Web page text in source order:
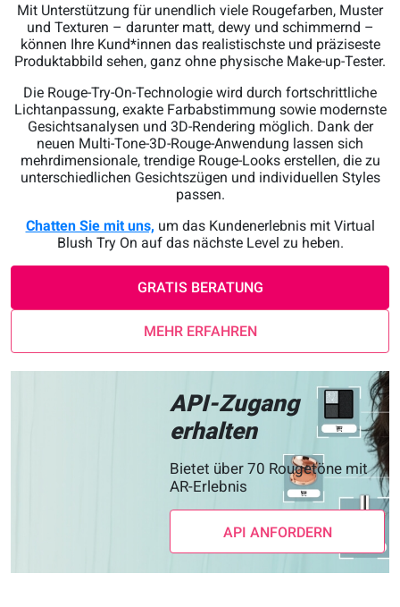
Mit Unterstützung für unendlich viele Rougefarben, Muster
und Texturen – darunter matt, dewy und schimmernd –
können Ihre Kund*innen das realistischste und präziseste
Produktabbild sehen, ganz ohne physische Make-up-Tester.
Die Rouge-Try-On-Technologie wird durch fortschrittliche
Lichtanpassung, exakte Farbabstimmung sowie modernste
Gesichtsanalysen und 3D-Rendering möglich. Dank der
neuen Multi-Tone-3D-Rouge-Anwendung lassen sich
mehrdimensionale, trendige Rouge-Looks erstellen, die zu
unterschiedlichen Gesichtszügen und individuellen Styles
passen.
Chatten Sie mit uns, um das Kundenerlebnis mit Virtual
Blush Try On auf das nächste Level zu heben.
GRATIS BERATUNG
MEHR ERFAHREN
API-Zugang
erhalten
Bietet über 70 Rougetöne mit
AR-Erlebnis
API ANFORDERN